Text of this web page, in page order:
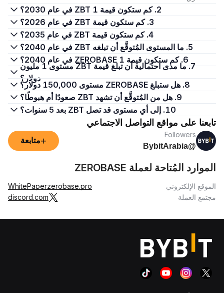
2. كم ستكون قيمة 1 ZBT في عام 2030؟
3. كم ستكون قيمة ZBT في عام 2026؟
4. كم ستكون قيمة ZBT في عام 2035؟
5. ما المستوى المُتوقَّع أن تبلغه ZBT في عام 2040؟
6. كم ستكون قيمة 1 ZEROBASE في عام 2040؟
7. ما مدى احتمالية أن تبلغ قيمة ZBT مستوى 1 مليون
دولار؟
8. هل ستبلغ ZEROBASE مستوى 150,000 دولار؟
9. هل من المُتوقَّع أن تشهد ZBT صعودًا أم هبوطًا؟
10. إلى أي مستوى قد تصل ZBT بعد 5 سنوات؟
تابعنا على مواقع التواصل الاجتماعي
Followers
@BybitArabia
+متابعة
الموارد المُتاحة لعملة ZEROBASE
الموقع الإلكتروني zerobase.pro
WhitePaper
مجتمع العملة
discord.com